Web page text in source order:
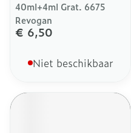
40ml+4ml Grat. 6675
Revogan
€ 6,50
Niet beschikbaar